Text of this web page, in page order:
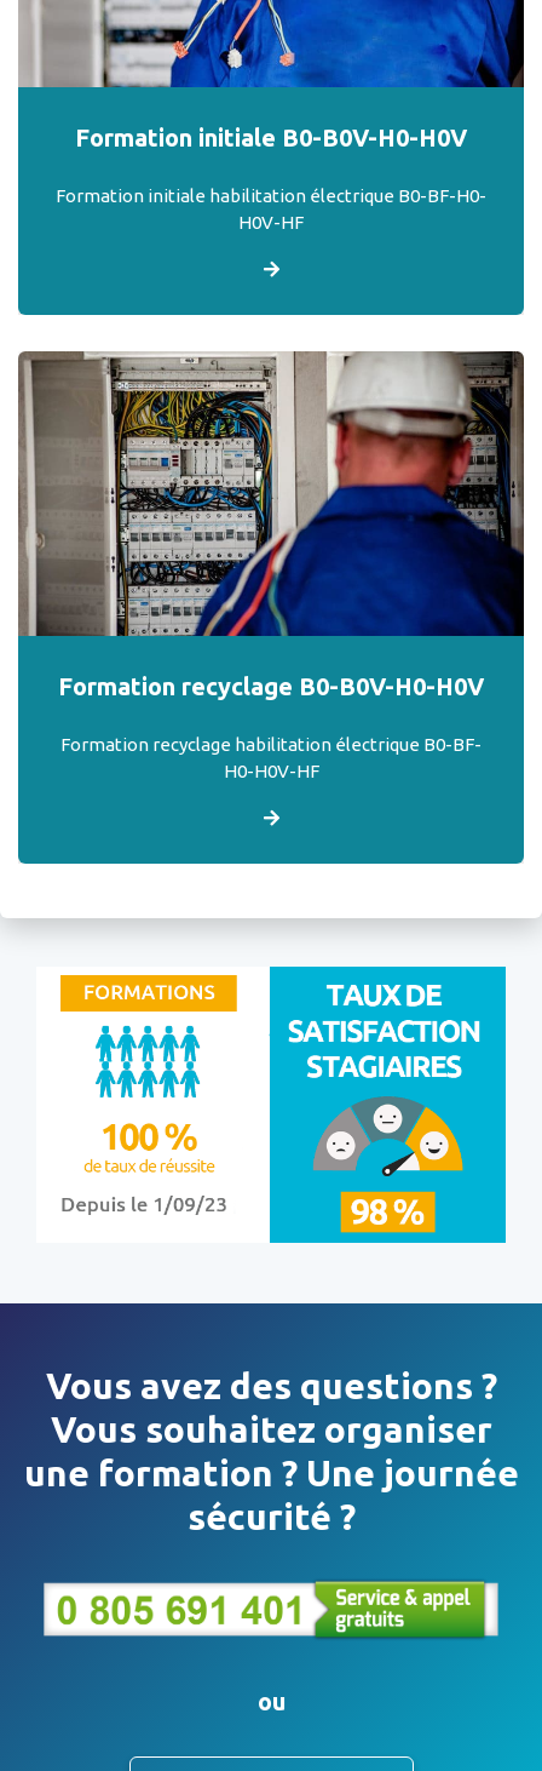
Formation initiale B0-B0V-H0-H0V
Formation initiale habilitation électrique B0-BF-H0-
H0V-HF
Formation recyclage B0-B0V-H0-H0V
Formation recyclage habilitation électrique B0-BF-
H0-H0V-HF
Vous avez des questions ?
Vous souhaitez organiser
une formation ? Une journée
sécurité ?
ou